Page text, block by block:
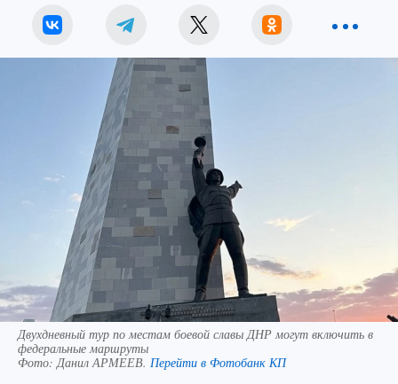
Двухдневный тур по местам боевой славы ДНР могут включить в
федеральные маршруты
Фото: Данил АРМЕЕВ. Перейти в Фотобанк КП